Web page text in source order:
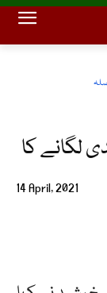
لگانے کا
14 April, 2021